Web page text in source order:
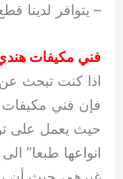
– يتوافر لدينا
فني مكيفات
اذا كنت تبحث عن
فإن فني مكيفات
حيث يعمل على
انواعها طبعا”